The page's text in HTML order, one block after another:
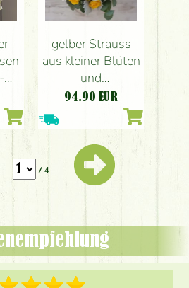
gelber Strauss
aus kleiner Blüten
und
Sempervivum (12
94.90 EUR
/ 4